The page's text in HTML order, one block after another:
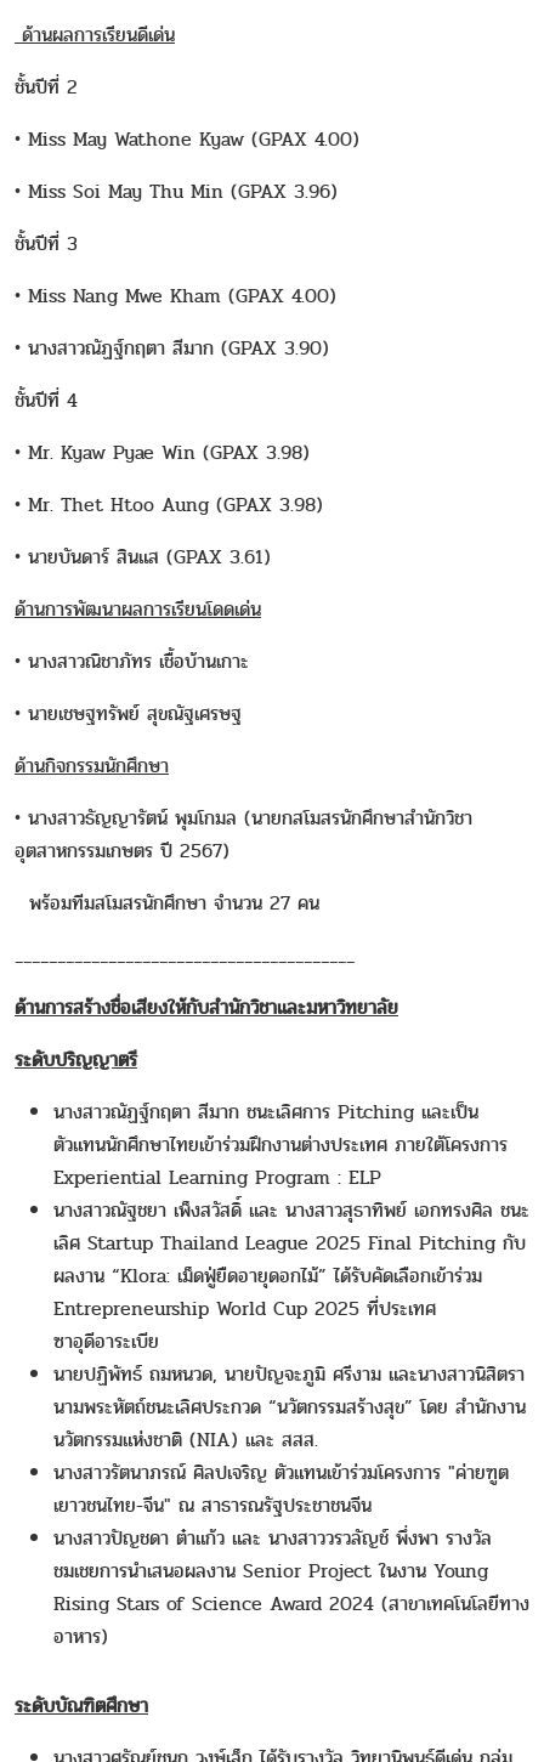
ด้านผลการเรียนดีเด่น
ชั้นปีที่ 2
• Miss May Wathone Kyaw (GPAX 4.00)
• Miss Soi May Thu Min (GPAX 3.96)
ชั้นปีที่ 3
• Miss Nang Mwe Kham (GPAX 4.00)
• นางสาวณัฏฐ์กฤตา สีมาก (GPAX 3.90)
ชั้นปีที่ 4
• Mr. Kyaw Pyae Win (GPAX 3.98)
• Mr. Thet Htoo Aung (GPAX 3.98)
• นายบันดาร์ สินแส (GPAX 3.61)
ด้านการพัฒนาผลการเรียนโดดเด่น
• นางสาวณิชาภัทร เชื้อบ้านเกาะ
• นายเชษฐทรัพย์ สุขณัฐเศรษฐ
ด้านกิจกรรมนักศึกษา
• นางสาวธัญญารัตน์ พุมโกมล (นายกสโมสรนักศึกษาสำนักวิชา
อุตสาหกรรมเกษตร ปี 2567)
พร้อมทีมสโมสรนักศึกษา จำนวน 27 คน
________________________________________
ด้านการสร้างชื่อเสียงให้กับสำนักวิชาและมหาวิทยาลัย
ระดับปริญญาตรี
นางสาวณัฏฐ์กฤตา สีมาก ชนะเลิศการ Pitching และเป็น
ตัวแทนนักศึกษาไทยเข้าร่วมฝึกงานต่างประเทศ ภายใต้โครงการ
Experiential Learning Program : ELP
นางสาวณัฐชยา เพ็งสวัสดิ์ และ นางสาวสุธาทิพย์ เอกทรงศิล ชนะ
เลิศ Startup Thailand League 2025 Final Pitching กับ
ผลงาน “Klora: เม็ดฟู่ยืดอายุดอกไม้” ได้รับคัดเลือกเข้าร่วม
Entrepreneurship World Cup 2025 ที่ประเทศ
ซาอุดีอาระเบีย
นายปฏิพัทธ์ ถมหนวด, นายปัญจะภูมิ ศรีงาม และนางสาวนิสิตรา
นามพระหัตถ์ชนะเลิศประกวด “นวัตกรรมสร้างสุข” โดย สำนักงาน
นวัตกรรมแห่งชาติ (NIA) และ สสส.
นางสาวรัตนาภรณ์ ศิลปเจริญ ตัวแทนเข้าร่วมโครงการ "ค่ายฑูต
เยาวชนไทย-จีน" ณ สาธารณรัฐประชาชนจีน
นางสาวปัญชดา ต๋าแก้ว และ นางสาววรวลัญช์ พึ่งพา รางวัล
ชมเชยการนำเสนอผลงาน Senior Project ในงาน Young
Rising Stars of Science Award 2024 (สาขาเทคโนโลยีทาง
อาหาร)
ระดับบัณฑิตศึกษา